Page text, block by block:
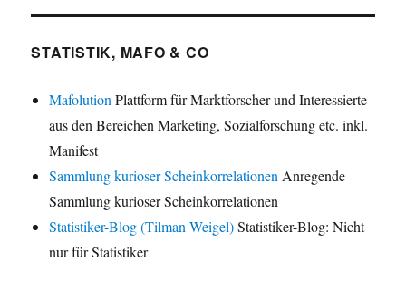
STATISTIK, MAFO & CO
Mafolution Plattform für Marktforscher und Interessierte
aus den Bereichen Marketing, Sozialforschung etc. inkl.
Manifest
Sammlung kurioser Scheinkorrelationen Anregende
Sammlung kurioser Scheinkorrelationen
Statistiker-Blog (Tilman Weigel)Statistiker-Blog: Nicht
nur für Statistiker